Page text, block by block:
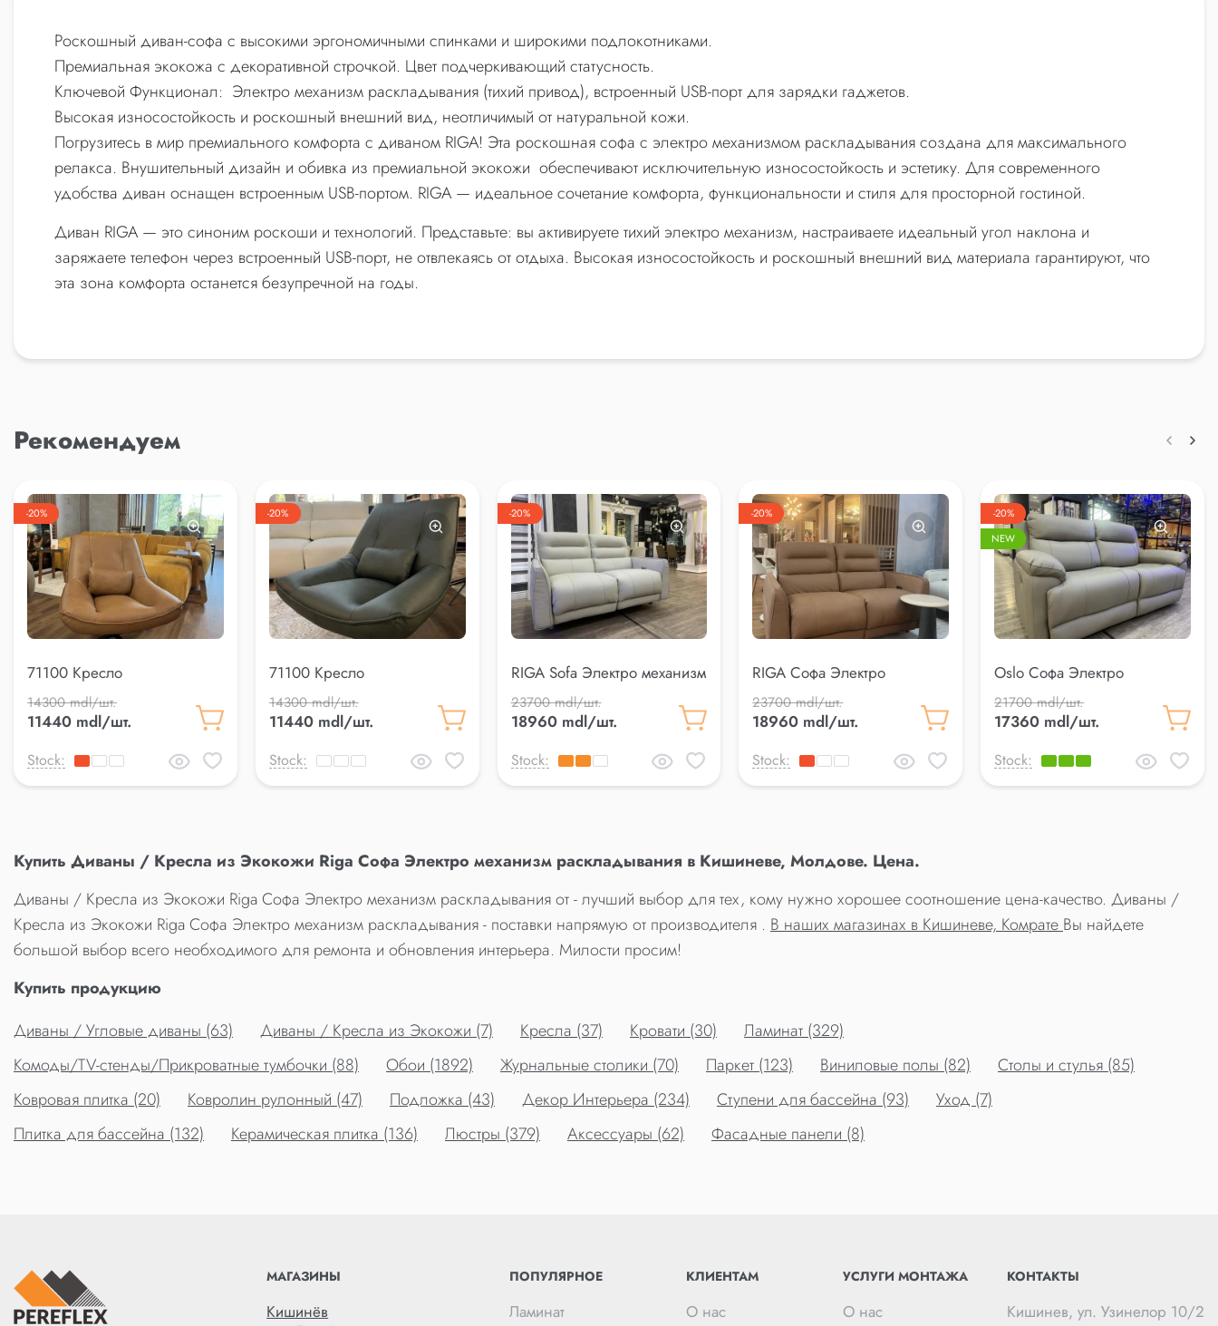
Роскошный диван-софа с высокими эргономичными спинками и широкими подлокотниками.
Премиальная экокожа с декоративной строчкой. Цвет подчеркивающий статусность.
Ключевой Функционал: Электро механизм раскладывания (тихий привод), встроенный USB-порт для зарядки гаджетов.
Высокая износостойкость и роскошный внешний вид, неотличимый от натуральной кожи.
Погрузитесь в мир премиального комфорта с диваном RIGA! Эта роскошная софа с электро механизмом раскладывания создана для максимального
релакса. Внушительный дизайн и обивка из премиальной экокожи обеспечивают исключительную износостойкость и эстетику. Для современного
удобства диван оснащен встроенным USB-портом. RIGA — идеальное сочетание комфорта, функциональности и стиля для просторной гостиной.
Диван RIGA — это синоним роскоши и технологий. Представьте: вы активируете тихий электро механизм, настраиваете идеальный угол наклона и
заряжаете телефон через встроенный USB-порт, не отвлекаясь от отдыха. Высокая износостойкость и роскошный внешний вид материала гарантируют, что
эта зона комфорта останется безупречной на годы.
Рекомендуем
-20%
71100 Кресло
14300 mdl/шт.
11440 mdl/шт.
Stock:
-20%
71100 Кресло
14300 mdl/шт.
11440 mdl/шт.
Stock:
-20%
RIGA Sofa Электро механизм
раскладывания
23700 mdl/шт.
18960 mdl/шт.
Stock:
-20%
RIGA Софа Электро
механизм раскладывания
23700 mdl/шт.
18960 mdl/шт.
Stock:
-20%
NEW
Oslo Софа Электро
механизм раскладывания
21700 mdl/шт.
17360 mdl/шт.
Stock:
Купить Диваны / Кресла из Экокожи Riga Софа Электро механизм раскладывания в Кишиневе, Молдове. Цена.
Диваны / Кресла из Экокожи Riga Софа Электро механизм раскладывания от - лучший выбор для тех, кому нужно хорошее соотношение цена-качество. Диваны /
Кресла из Экокожи Riga Софа Электро механизм раскладывания - поставки напрямую от производителя . В наших магазинах в Кишиневе, Комрате Вы найдете
большой выбор всего необходимого для ремонта и обновления интерьера. Милости просим!
Купить продукцию
Диваны / Угловые диваны (63)
Диваны / Кресла из Экокожи (7) Кресла (37) Кровати (30)
Ламинат (329)
Комоды/TV-стенды/Прикроватные тумбочки (88)
Обои (1892) Журнальные столики (70) Паркет (123) Виниловые полы (82)
Столы и стулья (85)
Ковровая плитка (20)
Ковролин рулонный (47) Подложка (43) Декор Интерьера (234) Ступени для бассейна (93)
Уход (7)
Плитка для бассейна (132)
Керамическая плитка (136) Люстры (379) Аксессуары (62) Фасадные панели (8)
МАГАЗИНЫ
Кишинёв
ПОПУЛЯРНОЕ
Ламинат
КЛИЕНТАМ
О нас
УСЛУГИ МОНТАЖА
О нас
КОНТАКТЫ
Кишинев, ул. Узинелор 10/2